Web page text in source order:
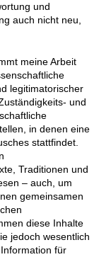
und
auch nicht neu,
meine Arbeit
legitimatorischer
und
in denen eine
stattfindet.
Traditionen und
– auch, um
gemeinsamen
diese Inhalte
jedoch wesentlich
für